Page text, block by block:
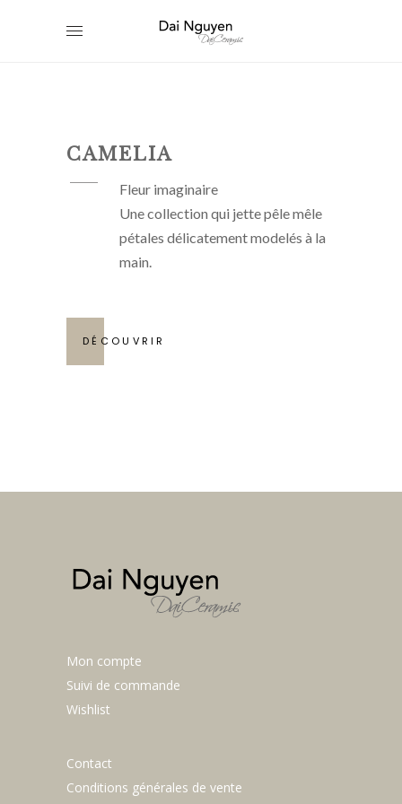
CAMELIA
Fleur imaginaire
Une collection qui jette pêle mêle
pétales délicatement modelés à la
main.
DÉCOUVRIR
Mon compte
Suivi de commande
Wishlist
Contact
Conditions générales de vente